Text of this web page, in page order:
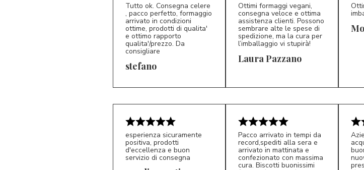
S*
Tutto ok. Consegna celere
, pacco perfetto, formaggio
arrivato in condizioni
ottime, prodotti di qualita'
e ottimo rapporto
qualita'/prezzo. Da
consigliare
stefano LP 5/5
Ottimi formaggi vegani,
consegna veloce e ottima
assistenza clienti. Possono
sembrare alte le spese di
spedizione, ma la cura per
l’imballaggio vi stupirà!
Laura Pazzano
esperienza sicuramente
positiva, prodotti
d'eccellenza e buon
servizio di consegna
Pacco arrivato in tempi da
record,spediti alla sera e
arrivato in mattinata e
confezionato con massima
cura. Biscotti buonissimi